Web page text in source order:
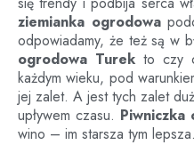
ziemianka ogrodowa
odpowiadamy, że też są w
ogrodowa Turek to czy
każdym wieku, pod
jej zalet. A jest tych zalet
upływem czasu. Piwniczka
wino – im starsza tym